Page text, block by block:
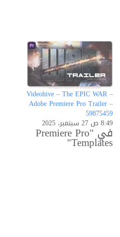
Videohive – The EPIC WAR –
Adobe Premiere Pro Trailer –
59875459
8:49 ص 27 سبتمبر، 2025
في "Premiere ProTemplates"